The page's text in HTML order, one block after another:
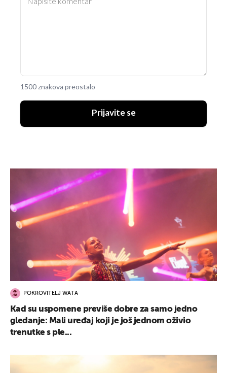
1500 znakova preostalo
Prijavite se
POKROVITELJ WATA
Kad su uspomene previše dobre za samo jedno
gledanje: Mali uređaj koji je još jednom oživio
trenutke s ple...